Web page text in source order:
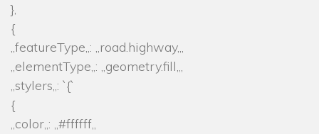
},
{
„featureType„: „road.highway„,
„elementType„: „geometry.fill„,
„stylers„: `{`
{
„color„: „#ffffff„